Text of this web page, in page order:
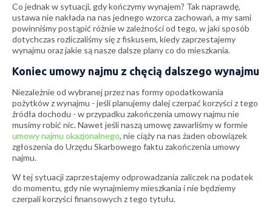
Co jednak w sytuacji, gdy kończymy wynajem? Tak naprawdę,
ustawa nie nakłada na nas jednego wzorca zachowań, a my sami
powinniśmy postąpić różnie w zależności od tego, w jaki sposób
dotychczas rozliczaliśmy się z fiskusem, kiedy zaprzestajemy
wynajmu oraz jakie są nasze dalsze plany co do mieszkania.
Koniec umowy najmu z chęcią dalszego wynajmu
Niezależnie od wybranej przez nas formy opodatkowania
pożytków z wynajmu - jeśli planujemy dalej czerpać korzyści z tego
źródła dochodu - w przypadku zakończenia umowy najmu nie
musimy robić nic. Nawet jeśli naszą umowę zawarliśmy w formie
umowy najmu okazjonalnego, nie ciąży na nas żaden obowiązek
zgłoszenia do Urzędu Skarbowego faktu zakończenia umowy
najmu.
W tej sytuacji zaprzestajemy odprowadzania zaliczek na podatek
do momentu, gdy nie wynajmiemy mieszkania i nie będziemy
czerpali korzyści finansowych z tego tytułu.